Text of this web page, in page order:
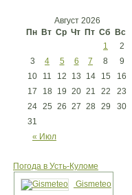
Август 2026
Пн Вт Ср Чт Пт Сб Вс
« Июл
1
2
3
4 5 6 7 8
9
10
11 12 13 14 15
16
17
18 19 20 21 22
23
24 25 26 27 28 29
30
31
Погода в Усть-Куломе
Gismeteo